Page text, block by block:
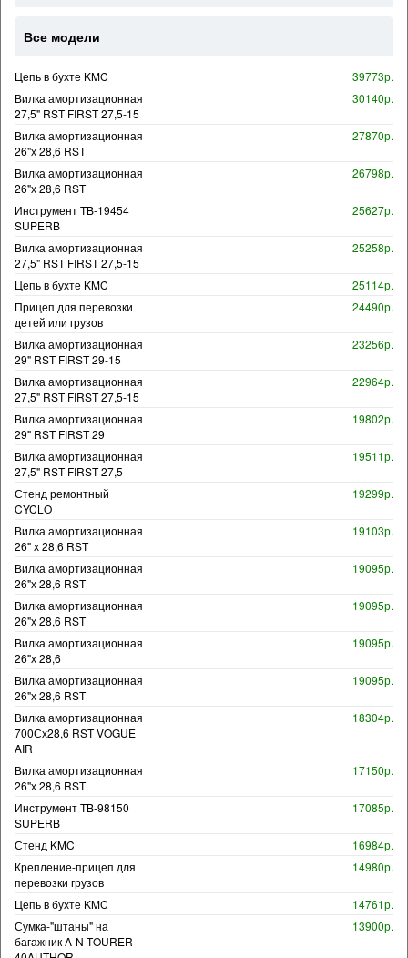
Все модели
Цепь в бухте KMC
39773р.
Вилка амортизационная
27,5" RST FIRST 27,5-15
30140р.
Вилка амортизационная
26"х 28,6 RST
27870р.
Вилка амортизационная
26"х 28,6 RST
26798р.
Инструмент TB-19454
SUPERB
25627р.
Вилка амортизационная
27,5" RST FIRST 27,5-15
25258р.
Цепь в бухте KMC
25114р.
Прицеп для перевозки
детей или грузов
24490р.
Вилка амортизационная
29" RST FIRST 29-15
23256р.
Вилка амортизационная
27,5" RST FIRST 27,5-15
22964р.
Вилка амортизационная
29" RST FIRST 29
19802р.
Вилка амортизационная
27,5" RST FIRST 27,5
19511р.
Стенд ремонтный
CYCLO
19299р.
Вилка амортизационная
26" х 28,6 RST
19103р.
Вилка амортизационная
26"х 28,6 RST
19095р.
Вилка амортизационная
26"х 28,6 RST
19095р.
Вилка амортизационная
26"х 28,6
19095р.
Вилка амортизационная
26"х 28,6 RST
19095р.
Вилка амортизационная
700Сх28,6 RST VOGUE
AIR
18304р.
Вилка амортизационная
26"х 28,6 RST
17150р.
Инструмент TB-98150
SUPERB
17085р.
Стенд KMC
16984р.
Крепление-прицеп для
перевозки грузов
14980р.
Цепь в бухте KMC
14761р.
Сумка-"штаны" на
багажник A-N TOURER
13900р.